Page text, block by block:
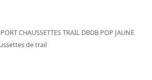
CHAUSSETTES TRAIL DBDB POP JAUNE
de trail